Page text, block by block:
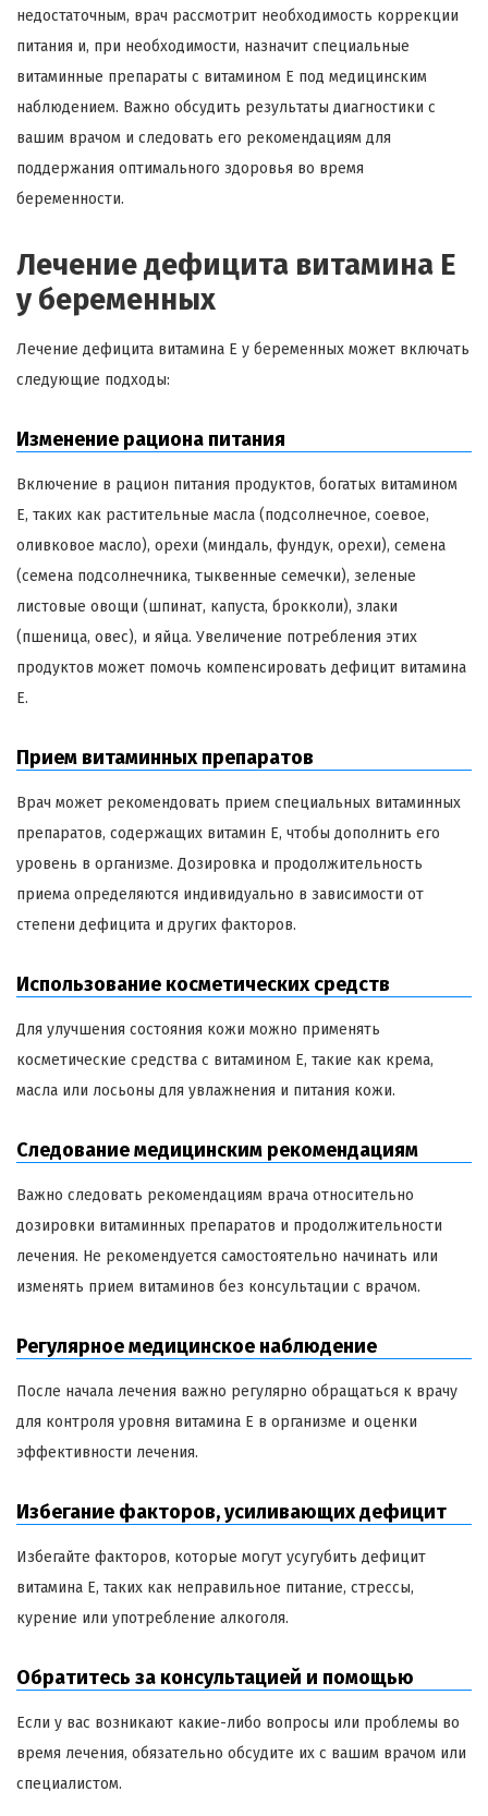
недостаточным, врач рассмотрит необходимость коррекции
питания и, при необходимости, назначит специальные
витаминные препараты с витамином Е под медицинским
наблюдением. Важно обсудить результаты диагностики с
вашим врачом и следовать его рекомендациям для
поддержания оптимального здоровья во время
беременности.
Лечение дефицита витамина Е
у беременных
Лечение дефицита витамина Е у беременных может включать
следующие подходы:
Изменение рациона питания
Включение в рацион питания продуктов, богатых витамином
Е, таких как растительные масла (подсолнечное, соевое,
оливковое масло), орехи (миндаль, фундук, орехи), семена
(семена подсолнечника, тыквенные семечки), зеленые
листовые овощи (шпинат, капуста, брокколи), злаки
(пшеница, овес), и яйца. Увеличение потребления этих
продуктов может помочь компенсировать дефицит витамина
Е.
Прием витаминных препаратов
Врач может рекомендовать прием специальных витаминных
препаратов, содержащих витамин Е, чтобы дополнить его
уровень в организме. Дозировка и продолжительность
приема определяются индивидуально в зависимости от
степени дефицита и других факторов.
Использование косметических средств
Для улучшения состояния кожи можно применять
косметические средства с витамином Е, такие как крема,
масла или лосьоны для увлажнения и питания кожи.
Следование медицинским рекомендациям
Важно следовать рекомендациям врача относительно
дозировки витаминных препаратов и продолжительности
лечения. Не рекомендуется самостоятельно начинать или
изменять прием витаминов без консультации с врачом.
Регулярное медицинское наблюдение
После начала лечения важно регулярно обращаться к врачу
для контроля уровня витамина Е в организме и оценки
эффективности лечения.
Избегание факторов, усиливающих дефицит
Избегайте факторов, которые могут усугубить дефицит
витамина Е, таких как неправильное питание, стрессы,
курение или употребление алкоголя.
Обратитесь за консультацией и помощью
Если у вас возникают какие-либо вопросы или проблемы во
время лечения, обязательно обсудите их с вашим врачом или
специалистом.